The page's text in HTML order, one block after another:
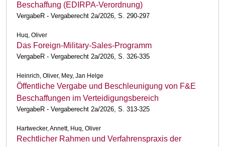
Beschaffung (EDIRPA-Verordnung)
VergabeR - Vergaberecht 2a/2026, S. 290-297
Huq, Oliver
Das Foreign-Military-Sales-Programm
VergabeR - Vergaberecht 2a/2026, S. 326-335
Heinrich, Oliver, Mey, Jan Helge
Öffentliche Vergabe und Beschleunigung von F&E
Beschaffungen im Verteidigungsbereich
VergabeR - Vergaberecht 2a/2026, S. 313-325
Hartwecker, Annett, Huq, Oliver
Rechtlicher Rahmen und Verfahrenspraxis der